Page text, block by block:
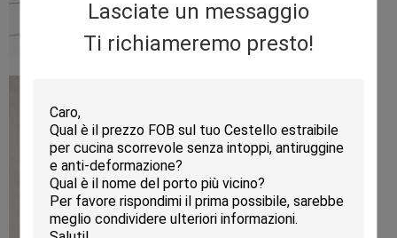
Lasciate un messaggio
Ti richiameremo presto!